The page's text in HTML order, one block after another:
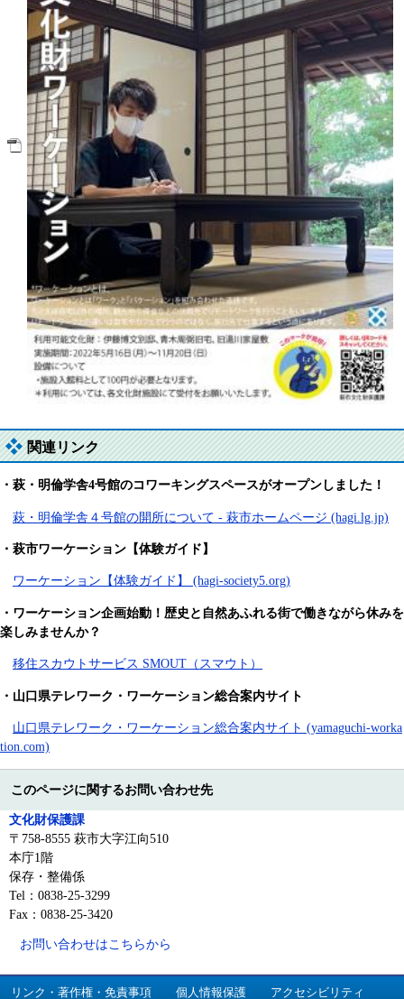
関連リンク
・萩・明倫学舎4号館のコワーキングスペースがオープンしました！
萩・明倫学舎４号館の開所について - 萩市ホームページ (hagi.lg.jp)
・萩市ワーケーション【体験ガイド】
ワーケーション【体験ガイド】 (hagi-society5.org)
・ ワーケーション企画始動！歴史と自然あふれる街で働きながら休みを
楽しみませんか？
移住スカウトサービス SMOUT（スマウト）
・ 山口県テレワーク・ワーケーション総合案内サイト
山口県テレワーク・ワーケーション総合案内サイト (yamaguchi-worka
tion.com)
このページに関するお問い合わせ先
文化財保護課
〒758-8555 萩市大字江向510
本庁1階
保存・整備係
Tel：0838-25-3299
Fax：0838-25-3420
お問い合わせはこちらから
リンク・著作権・免責事項 個人情報保護 アクセシビリティ